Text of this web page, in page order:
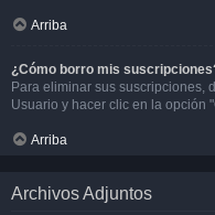
Arriba
¿Cómo borro mis
Para eliminar sus suscripciones,
Usuario y hacer clic en la opción
Arriba
Archivos Adjuntos